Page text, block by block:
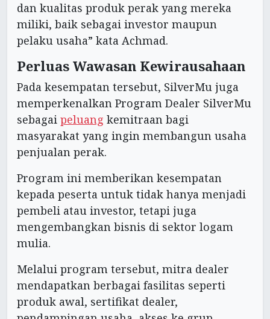
dan kualitas produk perak yang mereka
miliki, baik sebagai investor maupun
pelaku usaha” kata Achmad.
Perluas Wawasan Kewirausahaan
Pada kesempatan tersebut, SilverMu juga
memperkenalkan Program Dealer SilverMu
sebagai peluang kemitraan bagi
masyarakat yang ingin membangun usaha
penjualan perak.
Program ini memberikan kesempatan
kepada peserta untuk tidak hanya menjadi
pembeli atau investor, tetapi juga
mengembangkan bisnis di sektor logam
mulia.
Melalui program tersebut, mitra dealer
mendapatkan berbagai fasilitas seperti
produk awal, sertifikat dealer,